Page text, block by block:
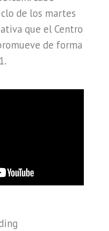
de los martes
que el Centro
de forma